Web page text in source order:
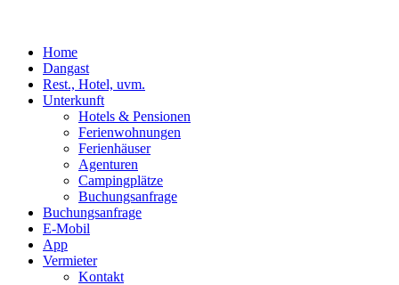
Home
Dangast
Rest., Hotel, uvm.
Unterkunft
Hotels & Pensionen
Ferienwohnungen
Ferienhäuser
Agenturen
Campingplätze
Buchungsanfrage
Buchungsanfrage
E-Mobil
App
Vermieter
Kontakt